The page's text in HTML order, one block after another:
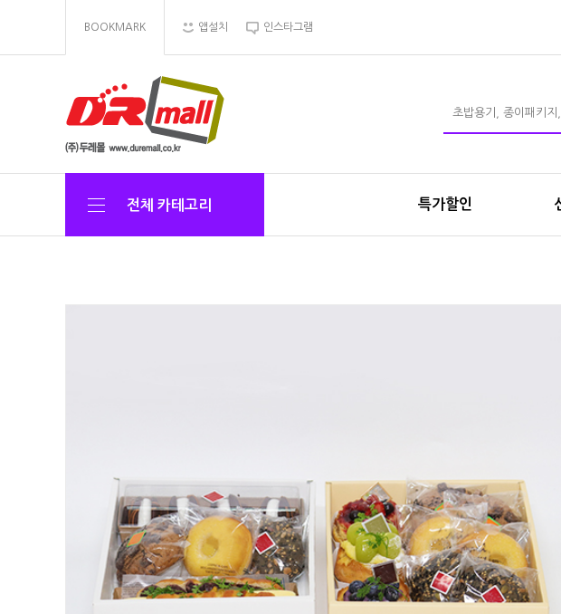
BOOKMARK 앱설치 인스타그램
전체 카테고리 특가할인